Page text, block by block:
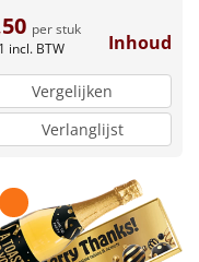
per stuk
incl. BTW Inhoud
Vergelijken
Verlanglijst